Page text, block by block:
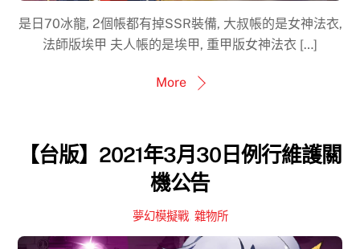
是日70冰龍, 2個帳都有掉SSR裝備, 大叔帳的是女神法衣,
法師版埃甲 夫人帳的是埃甲, 重甲版女神法衣 […]
More
【台版】2021年3月30日例行維護關
機公告
夢幻模擬戰, 雜物所